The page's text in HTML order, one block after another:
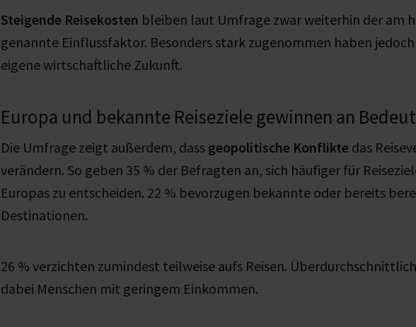
Steigende Reisekosten bleiben laut Umfrage zwar weiterhin der am
genannte Einflussfaktor. Besonders stark zugenommen haben
eigene wirtschaftliche Zukunft.
Europa und bekannte Reiseziele gewinnen an
Die Umfrage zeigt außerdem, dass geopolitische Konflikte das
verändern. So geben 35 % der Befragten an, sich häufiger für
Europas zu entscheiden. 22 % bevorzugen bekannte oder bereits
Destinationen.
26 % verzichten zumindest teilweise aufs Reisen.
dabei Menschen mit geringem Einkommen.